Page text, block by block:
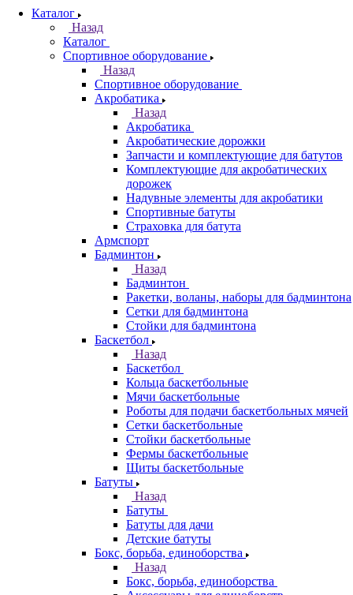
Каталог
Назад
Каталог
Спортивное оборудование
Назад
Спортивное оборудование
Акробатика
Назад
Акробатика
Акробатические дорожки
Запчасти и комплектующие для батутов
Комплектующие для акробатических
дорожек
Надувные элементы для акробатики
Спортивные батуты
Страховка для батута
Армспорт
Бадминтон
Назад
Бадминтон
Ракетки, воланы, наборы для бадминтона
Сетки для бадминтона
Стойки для бадминтона
Баскетбол
Назад
Баскетбол
Кольца баскетбольные
Мячи баскетбольные
Роботы для подачи баскетбольных мячей
Сетки баскетбольные
Стойки баскетбольные
Фермы баскетбольные
Щиты баскетбольные
Батуты
Назад
Батуты
Батуты для дачи
Детские батуты
Бокс, борьба, единоборства
Назад
Бокс, борьба, единоборства